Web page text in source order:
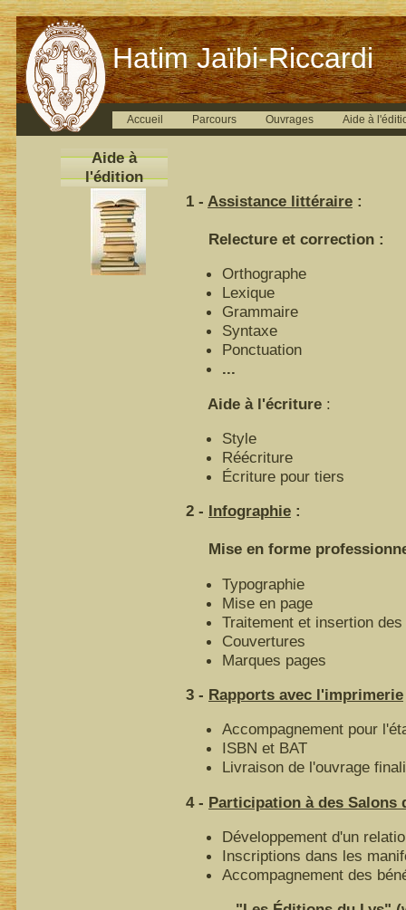
Hatim Jaïbi-Riccardi
Accueil Parcours Ouvrages Aide à
Aide à
l'édition
1 - Assistance littéraire :
Relecture et correction :
Orthographe
Lexique
Grammaire
Syntaxe
Ponctuation
...
Aide à l'écriture :
Style
Réécriture
Écriture pour tiers
2 - Infographie :
Mise en forme
Typographie
Mise en page
Traitement et insertion
Couvertures
Marques pages
3 - Rapports avec l'imprimerie
Accompagnement pour
ISBN et BAT
Livraison de l'ouvrage
4 - Participation à des Salons
Développement d'un
Inscriptions dans les
Accompagnement des